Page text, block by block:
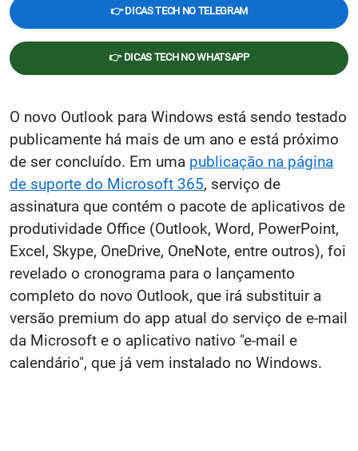
👉 DICAS TECH NO TELEGRAM
👉 DICAS TECH NO WHATSAPP
O novo Outlook para Windows está sendo testado
publicamente há mais de um ano e está próximo
de ser concluído. Em uma publicação na página
de suporte do Microsoft 365, serviço de
assinatura que contém o pacote de aplicativos de
produtividade Office (Outlook, Word, PowerPoint,
Excel, Skype, OneDrive, OneNote, entre outros), foi
revelado o cronograma para o lançamento
completo do novo Outlook, que irá substituir a
versão premium do app atual do serviço de e-mail
da Microsoft e o aplicativo nativo "e-mail e
calendário", que já vem instalado no Windows.